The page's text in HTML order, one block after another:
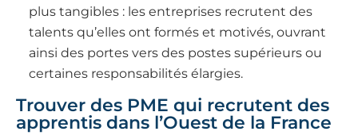
plus tangibles : les entreprises recrutent des
talents qu’elles ont formés et motivés, ouvrant
ainsi des portes vers des postes supérieurs ou
certaines responsabilités élargies.
Trouver des PME qui recrutent des
apprentis dans l’Ouest de la France